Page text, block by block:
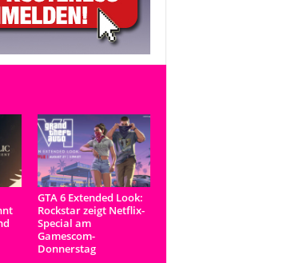
GTA 6 Extended Look:
Rockstar zeigt Netflix-
Special am
Gamescom-
Donnerstag